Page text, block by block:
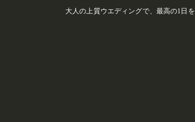
大人の上質ウエディングで、最高の1日を